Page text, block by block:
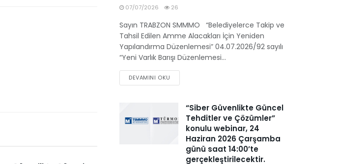
07/07/2026 26
Sayın TRABZON SMMMO “Belediyelerce Takip ve
Tahsil Edilen Amme Alacakları İçin Yeniden
Yapılandırma Düzenlemesi” 04.07.2026/92 sayılı
“Yeni Varlık Barışı Düzenlemesi...
DEVAMINI OKU
“Siber Güvenlikte Güncel
Tehditler ve Çözümler”
konulu webinar, 24
Haziran 2026 Çarşamba
günü saat 14:00’te
gerçekleştirilecektir.